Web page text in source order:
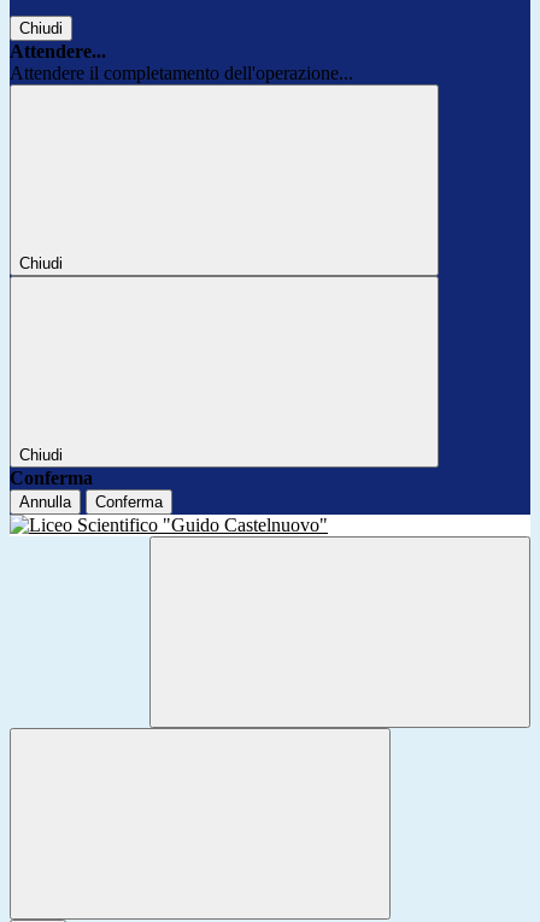
Chiudi
Attendere...
Attendere il completamento dell'operazione...
Chiudi
Chiudi
Conferma
Annulla Conferma